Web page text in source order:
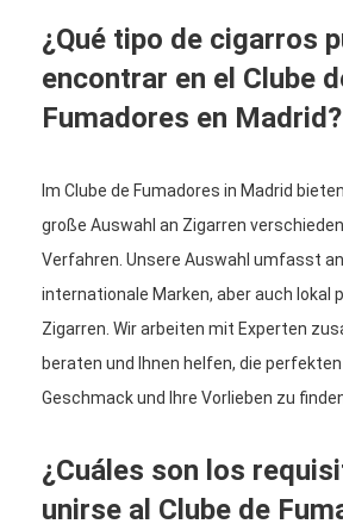
¿Qué tipo de cigarros
encontrar en el Clube
Fumadores en Madrid?
Im Clube de Fumadores in Madrid
große Auswahl an Zigarren
Verfahren. Unsere Auswahl umfasst
internationale Marken, aber auch lokal
Zigarren. Wir arbeiten mit Experten
beraten und Ihnen helfen, die
Geschmack und Ihre Vorlieben zu
¿Cuáles son los
unirse al Clube de